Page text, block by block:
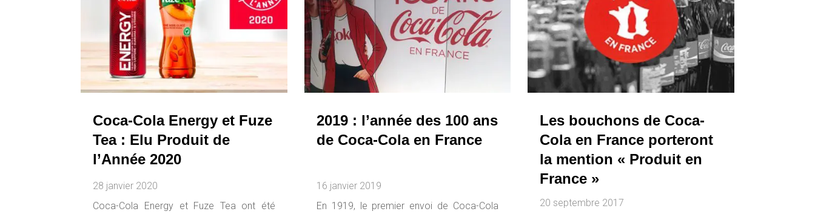
Coca-Cola Energy et Fuze
Tea : Elu Produit de
l’Année 2020
28 janvier 2020
Coca-Cola Energy et Fuze Tea ont été
2019 : l’année des 100 ans
de Coca-Cola en France
16 janvier 2019
En 1919, le premier envoi de Coca-Cola
Les bouchons de Coca-
Cola en France porteront
la mention « Produit en
France »
20 septembre 2017